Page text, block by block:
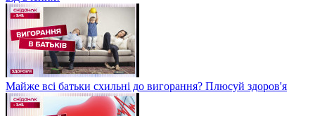
Майже всі батьки схильні до вигорання? Плюсуй здоров'я